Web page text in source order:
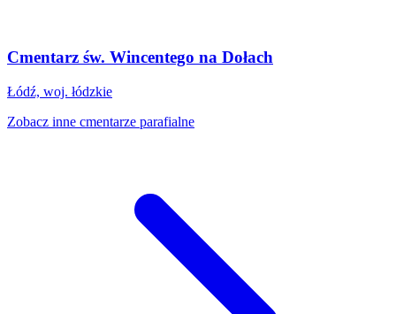
Cmentarz św. Wincentego na Dołach
Łódź, woj. łódzkie
Zobacz inne cmentarze parafialne